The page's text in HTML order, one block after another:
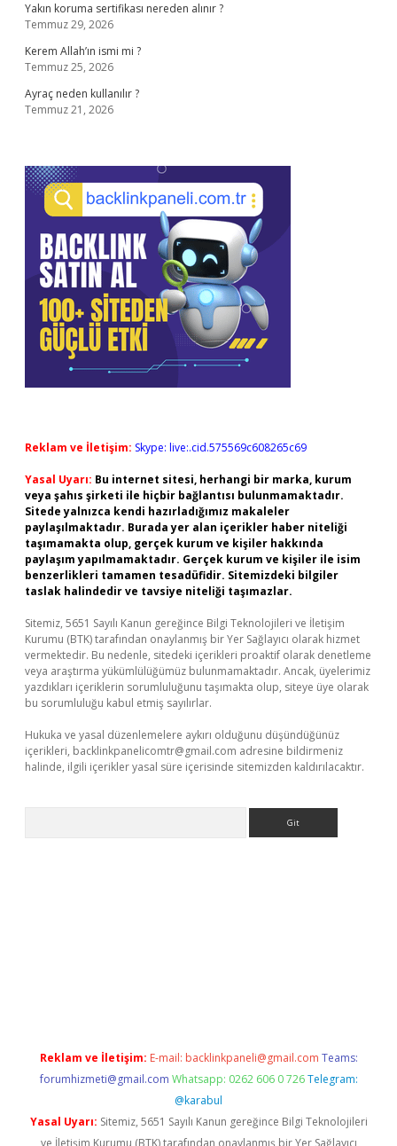
Yakın koruma sertifikası nereden alınır ?
Temmuz 29, 2026
Kerem Allah’ın ismi mi ?
Temmuz 25, 2026
Ayraç neden kullanılır ?
Temmuz 21, 2026
Reklam ve İletişim: Skype: live:.cid.575569c608265c69
Yasal Uyarı: Bu internet sitesi, herhangi bir marka, kurum
veya şahıs şirketi ile hiçbir bağlantısı bulunmamaktadır.
Sitede yalnızca kendi hazırladığımız makaleler
paylaşılmaktadır. Burada yer alan içerikler haber niteliği
taşımamakta olup, gerçek kurum ve kişiler hakkında
paylaşım yapılmamaktadır. Gerçek kurum ve kişiler ile isim
benzerlikleri tamamen tesadüfidir. Sitemizdeki bilgiler
taslak halindedir ve tavsiye niteliği taşımazlar.
Sitemiz, 5651 Sayılı Kanun gereğince Bilgi Teknolojileri ve İletişim
Kurumu (BTK) tarafından onaylanmış bir Yer Sağlayıcı olarak hizmet
vermektedir. Bu nedenle, sitedeki içerikleri proaktif olarak denetleme
veya araştırma yükümlülüğümüz bulunmamaktadır. Ancak, üyelerimiz
yazdıkları içeriklerin sorumluluğunu taşımakta olup, siteye üye olarak
bu sorumluluğu kabul etmiş sayılırlar.
Hukuka ve yasal düzenlemelere aykırı olduğunu düşündüğünüz
içerikleri, backlinkpanelicomtr@gmail.com adresine bildirmeniz
halinde, ilgili içerikler yasal süre içerisinde sitemizden kaldırılacaktır.
Reklam ve İletişim: E-mail: backlinkpaneli@gmail.com Teams:
forumhizmeti@gmail.com Whatsapp: 0262 606 0 726 Telegram:
@karabul
Yasal Uyarı: Sitemiz, 5651 Sayılı Kanun gereğince Bilgi Teknolojileri
ve İletişim Kurumu (BTK) tarafından onaylanmış bir Yer Sağlayıcı